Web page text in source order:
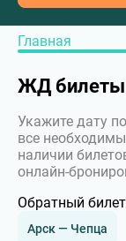
Главная
ЖД билеты
Укажите дату
все
наличии
онлайн-
Обратный
Арск — Чепца